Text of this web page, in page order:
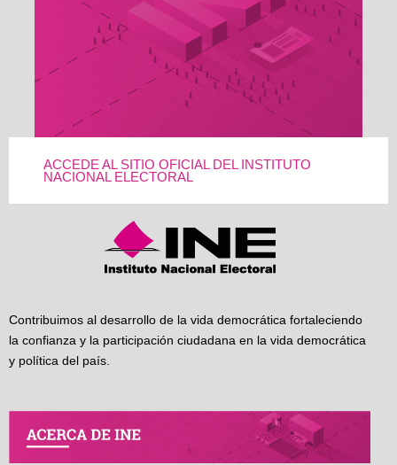
ACCEDE AL SITIO OFICIAL DEL INSTITUTO
NACIONAL ELECTORAL
Contribuimos al desarrollo de la vida democrática fortaleciendo
la confianza y la participación ciudadana en la vida democrática
y política del país.